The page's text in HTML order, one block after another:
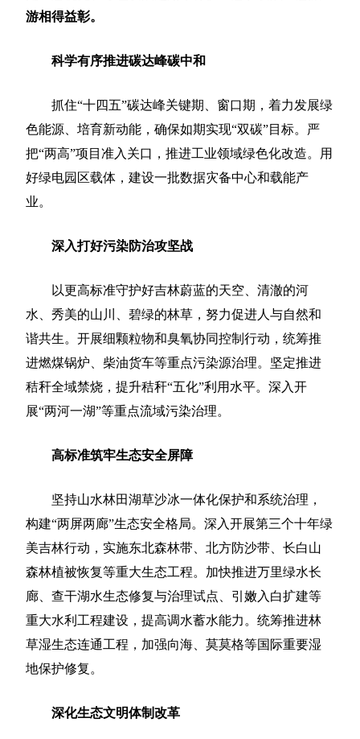
游相得益彰。
科学有序推进碳达峰碳中和
抓住“十四五”碳达峰关键期、窗口期，着力发展绿
色能源、培育新动能，确保如期实现“双碳”目标。严
把“两高”项目准入关口，推进工业领域绿色化改造。用
好绿电园区载体，建设一批数据灾备中心和载能产
业。
深入打好污染防治攻坚战
以更高标准守护好吉林蔚蓝的天空、清澈的河
水、秀美的山川、碧绿的林草，努力促进人与自然和
谐共生。开展细颗粒物和臭氧协同控制行动，统筹推
进燃煤锅炉、柴油货车等重点污染源治理。坚定推进
秸秆全域禁烧，提升秸秆“五化”利用水平。深入开
展“两河一湖”等重点流域污染治理。
高标准筑牢生态安全屏障
坚持山水林田湖草沙冰一体化保护和系统治理，
构建“两屏两廊”生态安全格局。深入开展第三个十年绿
美吉林行动，实施东北森林带、北方防沙带、长白山
森林植被恢复等重大生态工程。加快推进万里绿水长
廊、查干湖水生态修复与治理试点、引嫩入白扩建等
重大水利工程建设，提高调水蓄水能力。统筹推进林
草湿生态连通工程，加强向海、莫莫格等国际重要湿
地保护修复。
深化生态文明体制改革